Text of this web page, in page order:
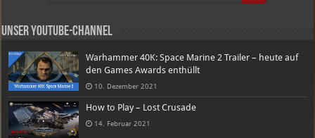
Unser Youtube-Channel
Warhammer 40K: Space Marine 2 Trailer – heute auf
den Games Awards enthüllt
10. Dezember 2021
How to Play – Lost Crusade
14. Februar 2021